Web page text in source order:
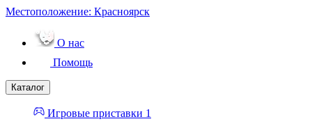
Местоположение: Красноярск
О нас
Помощь
Каталог
Игровые приставки 1